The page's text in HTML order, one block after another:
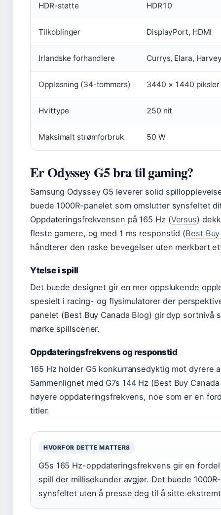
HDR-støtte HDR10
Tilkoblinger DisplayPort, HDMI
Irlandske forhandlere Currys, Elara,
Oppløsning (34-tommers) 3440 × 1440 piksler
Hvittype 250 nit
Maksimalt strømforbruk 50 W
Er Odyssey G5 bra til gaming?
Samsung Odyssey G5 leverer solid
buede 1000R-panelet som omslutter synsfeltet
Oppdateringsfrekvensen på 165 Hz (Versus)
fleste gamere, og med 1 ms responstid (Best
håndterer den raske bevegelser uten merkbart
Ytelse i spill
Det buede designet gir en mer oppslukende
spesielt i racing- og flysimulatorer der
panelet (Best Buy Canada Blog) gir dyp sortnivå
mørke spillscener.
Oppdateringsfrekvens og responstid
165 Hz holder G5 konkurransedyktig mot dyrere
Sammenlignet med G7s 144 Hz (Best Buy
høyere oppdateringsfrekvens, noe som er en
titler.
HVORFOR DETTE MATTERS
G5s 165 Hz-oppdateringsfrekvens gir en
spill der millisekunder avgjør. Det buede
synsfeltet uten å presse deg til å sitte